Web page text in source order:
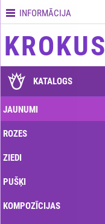
Kontakti
Piegādes
GARANTIJAS
Kā
apmaksāt?
Kā
pasūtījumu?
INFORMĀCIJA
KROKUS
KATALOGS
JAUNUMI
ROZES
ZIEDI
PUŠĶI
KOMPOZĪCIJAS